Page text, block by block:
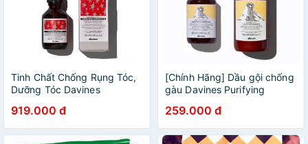
Tinh Chất Chống Rụng Tóc,
Dưỡng Tóc Davines
Chính Hãng – 100ml
919.000 đ
[Chính Hãng] Dầu gội chống
gàu Davines Purifying
259.000 đ